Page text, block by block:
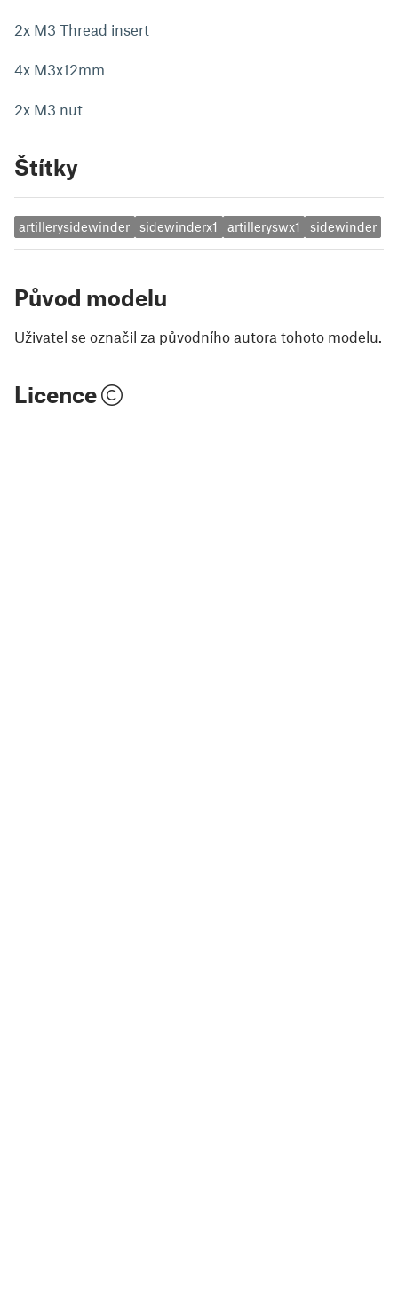
2x M3 Thread insert
4x M3x12mm
2x M3 nut
Štítky
artillerysidewinder sidewinderx1 artilleryswx1 sidewinder
Původ modelu
Uživatel se označil za původního autora tohoto modelu.
Licence